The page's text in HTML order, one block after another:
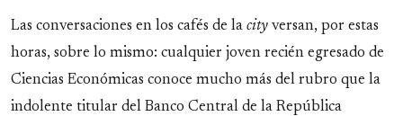
Las conversaciones en los cafés de la city versan, por estas
horas, sobre lo mismo: cualquier joven recién egresado de
Ciencias Económicas conoce mucho más del rubro que la
indolente titular del Banco Central de la República